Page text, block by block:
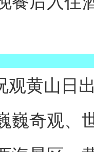
观黄山日
巍奇观、